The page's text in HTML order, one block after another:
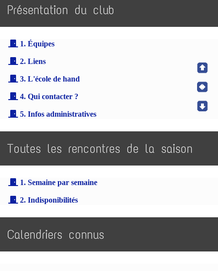
Présentation du club
1. Équipes
2. Liens
3. L'école de hand
4. Qui contacter ?
5. Infos administratives
Toutes les rencontres de la saison
1. Semaine par semaine
2. Indisponibilités
Calendriers connus